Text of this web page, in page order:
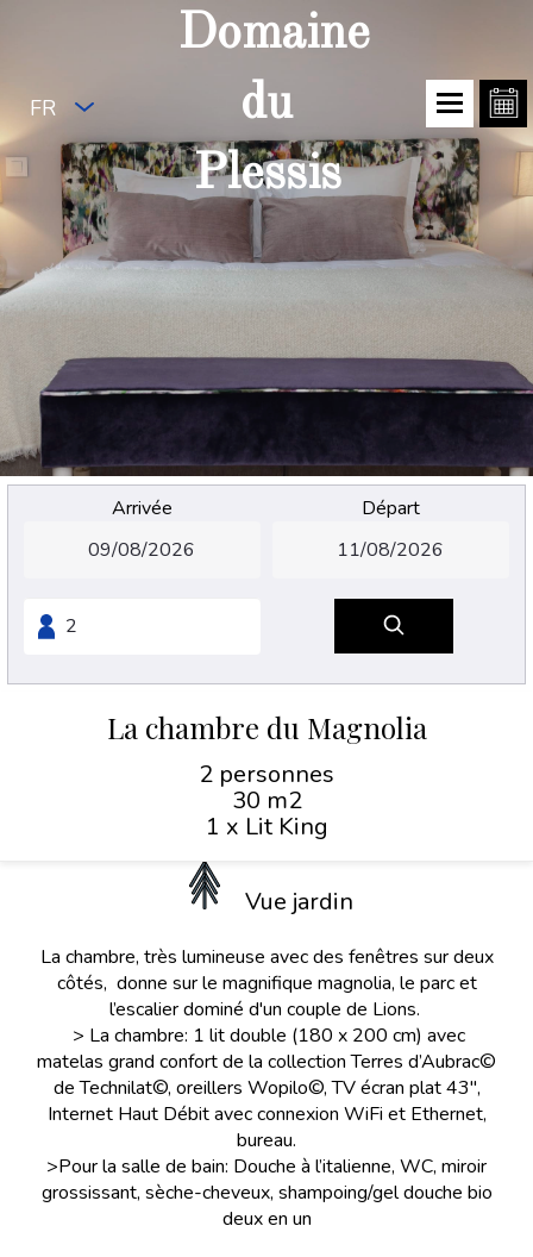
FR
Domaine
du
Plessis
Arrivée Départ
La chambre du Magnolia
2 personnes
30 m2
1 x Lit King
Vue jardin
La chambre, très lumineuse avec des fenêtres sur deux
côtés, donne sur le magnifique magnolia, le parc et
l’escalier dominé d'un couple de Lions.
> La chambre: 1 lit double (180 x 200 cm) avec
matelas grand confort de la collection Terres d’Aubrac©
de Technilat©, oreillers Wopilo©, TV écran plat 43",
Internet Haut Débit avec connexion WiFi et Ethernet,
bureau.
>Pour la salle de bain: Douche à l’italienne, WC, miroir
grossissant, sèche-cheveux, shampoing/gel douche bio
deux en un